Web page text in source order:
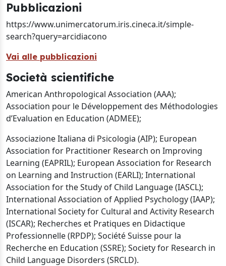
Pubblicazioni
https://www.unimercatorum.iris.cineca.it/simple-
search?query=arcidiacono
Vai alle pubblicazioni
Società scientifiche
American Anthropological Association (AAA);
Association pour le Développement des Méthodologies
d’Evaluation en Education (ADMEE);
Associazione Italiana di Psicologia (AIP); European
Association for Practitioner Research on Improving
Learning (EAPRIL); European Association for Research
on Learning and Instruction (EARLI); International
Association for the Study of Child Language (IASCL);
International Association of Applied Psychology (IAAP);
International Society for Cultural and Activity Research
(ISCAR); Recherches et Pratiques en Didactique
Professionnelle (RPDP); Société Suisse pour la
Recherche en Education (SSRE); Society for Research in
Child Language Disorders (SRCLD).